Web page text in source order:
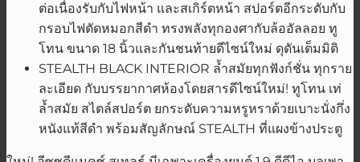
ต่อเนื่องรับกับไฟหน้า และสเกิร์ตหน้า สปอร์ตอีกระดับกับ
กรอบไฟตัดหมอกสีดำ ทรงพลังทุกองศากับล้ออัลลอย ทู
โทน ขนาด 18 นิ้วและกันชนท้ายดีไซน์ใหม่ ดุดันเต็มมิติ
STEALTH BLACK INTERIOR ล้ำสมัยทุกฟังก์ชั่น ทุกราย
ละเอียด กับบรรยากาศห้องโดยสารดีไซน์ใหม่! ทูโทน เท่
ล้ำสมัย สไตล์สปอร์ต ยกระดับความหรูหราด้วยเบาะนั่งกึ่ง
หนังแท้สีดำ พร้อมสัญลักษณ์ STEALTH ที่แผงข้างประตู